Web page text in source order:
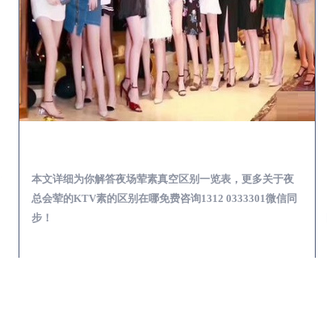
本文详细为你解答夜场荤素真空区别一览表，更多关于夜
总会荤的KTV素的区别在哪免费咨询1312 0333301微信同
步！